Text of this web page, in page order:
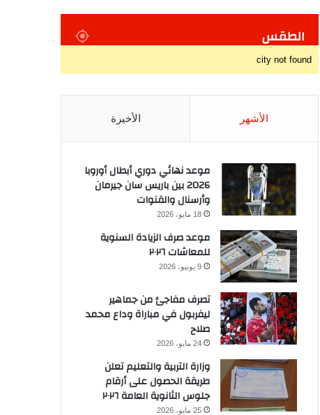
الطقس
city not found
الأشهر الأخيرة
موعد نهائي دوري أبطال أوروبا
2026 بين باريس سان جيرمان
وأرسنال والقنوات
18 مايو، 2026
موعد صرف الزيادة السنوية
للمعاشات ٢٠٢٦
9 يونيو، 2026
تصرف مفاجئ من جماهير
ليفربول في مباراة وداع محمد
صلاح
24 مايو، 2026
وزارة التربية والتعليم تعلن
طريقة الحصول على أرقام
جلوس الثانوية العامة ٢٠٢٦
25 مايو، 2026